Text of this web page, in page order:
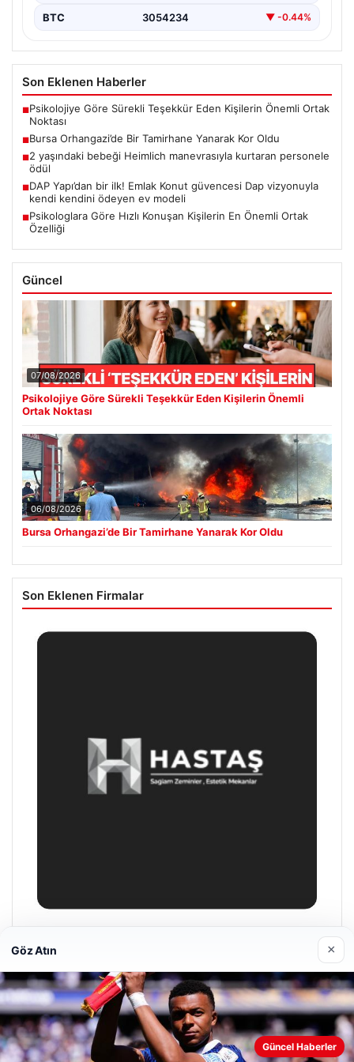
BTC 3054234 ▼ -0.44%
Son Eklenen Haberler
■Psikolojiye Göre Sürekli Teşekkür Eden Kişilerin Önemli Ortak
Noktası
■Bursa Orhangazi’de Bir Tamirhane Yanarak Kor Oldu
■2 yaşındaki bebeği Heimlich manevrasıyla kurtaran personele
ödül
■DAP Yapı’dan bir ilk! Emlak Konut güvencesi Dap vizyonuyla
kendi kendini ödeyen ev modeli
■Psikologlara Göre Hızlı Konuşan Kişilerin En Önemli Ortak
Özelliği
Güncel
07/08/2026
Psikolojiye Göre Sürekli Teşekkür Eden Kişilerin Önemli
Ortak Noktası
06/08/2026
Bursa Orhangazi’de Bir Tamirhane Yanarak Kor Oldu
Son Eklenen Firmalar
Hastaş Beton
Web sitemizi nasıl kullandığınızı daha iyi anlayabilmek,
deneyiminizi kişiselleştirmek ve geliştirmek amacıyla çerezler
Göz Atın ×
Güncel Haberler